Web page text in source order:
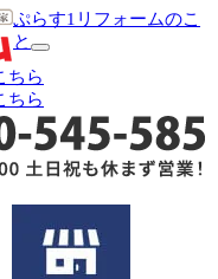
ぷらす1リフォームのこ
と
サ
ブ
メ
ニ
ュ
ー
展
開